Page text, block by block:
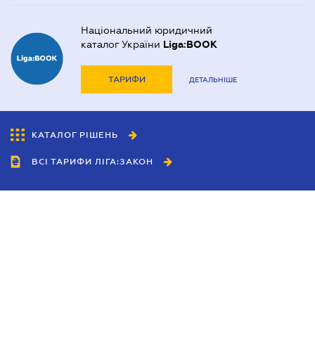
Національний юридичний
каталог України Liga:BOOK
ТАРИФИ ДЕТАЛЬНІШЕ
КАТАЛОГ РІШЕНЬ
ВСІ ТАРИФИ ЛІГА:ЗАКОН